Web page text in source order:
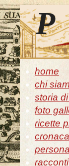
home
chi
storia
foto
ricette